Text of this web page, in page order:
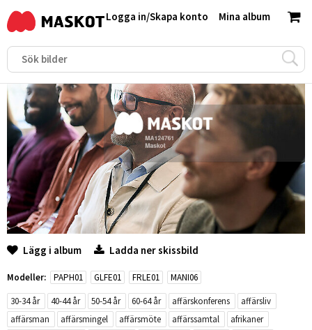
Mina album
Logga in/Skapa konto
Lägg i album Ladda ner skissbild
Modeller: PAPH01 GLFE01 FRLE01
MANI06
30-34 år
40-44 år 50-54 år 60-64 år affärskonferens
affärsliv
affärsman
affärsmingel affärsmöte affärssamtal
afrikaner